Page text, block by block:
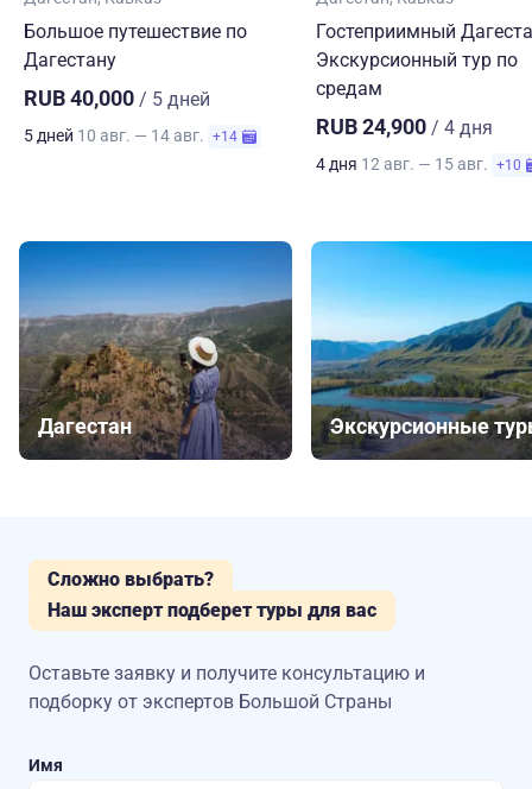
Большое путешествие по
Дагестану
RUB 40,000 / 5 дней
5 дней 10 авг. — 14 авг. +14
Гостеприимный
Экскурсионный тур по
средам
RUB 24,900 / 4 дня
4 дня 12 авг. — 15 авг. +10
Дагестан Экскурсионные
Сложно выбрать?
Наш эксперт подберет туры для вас
Оставьте заявку и получите консультацию и
подборку от экспертов Большой Страны
Имя